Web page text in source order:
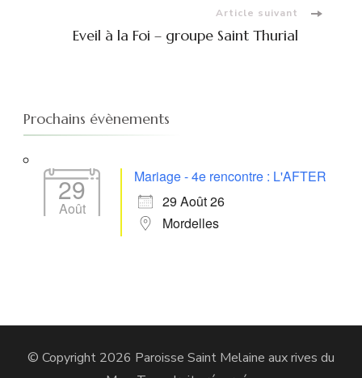
Article suivant
Eveil à la Foi – groupe Saint Thurial
Prochains évènements
29
Août
Mariage - 4e rencontre : L'AFTER
29 Août 26
Mordelles
© Copyright 2026 Paroisse Saint Melaine aux rives du